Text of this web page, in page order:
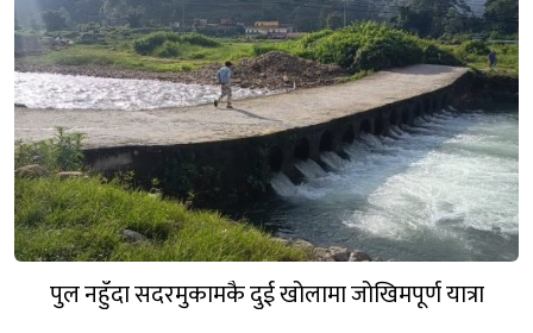
पुल नहुँदा सदरमुकामकै दुई खोलामा जोखिमपूर्ण यात्रा